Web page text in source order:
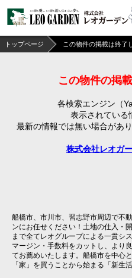
トップページ この物件の掲載は終了
この物件の掲
各検索エンジン（
表示されている
最新の情報では無い場合があり
株式会社レオガ
船橋市、市川市、習志野市周辺で不
ンにお任せください！土地の仕入・
まで全てレオグループによる一貫シ
マージン・手数料をカットし、より
てお薦めいたします。船橋市を中心
「家」を買うことから始まる「新生